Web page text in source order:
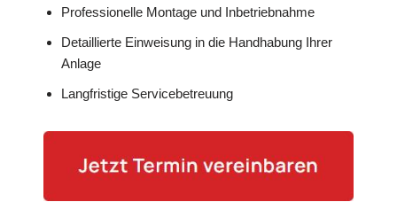
Professionelle Montage und Inbetriebnahme
Detaillierte Einweisung in die Handhabung Ihrer
Anlage
Langfristige Servicebetreuung